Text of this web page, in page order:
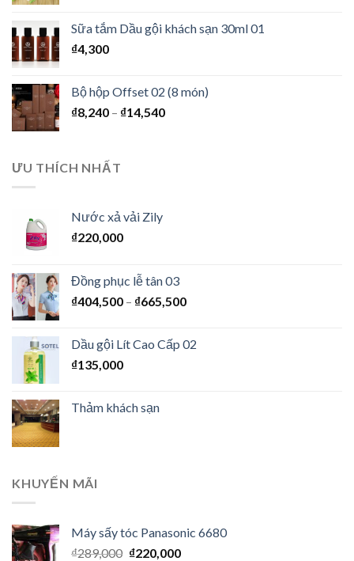
Sữa tắm Dầu gội khách sạn 30ml 01
₫4,300
Bộ hộp Offset 02 (8 món)
₫8,240 – ₫14,540
ƯU THÍCH NHẤT
Nước xả vải Zily
₫220,000
Đồng phục lễ tân 03
₫404,500 – ₫665,500
Dầu gội Lít Cao Cấp 02
₫135,000
Thảm khách sạn
KHUYẾN MÃI
Máy sấy tóc Panasonic 6680
₫289,000 ₫220,000